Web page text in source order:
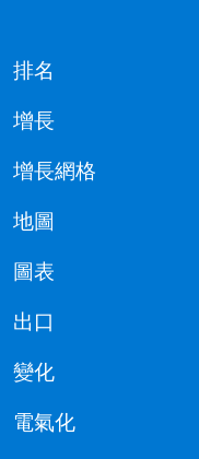
排名
增長
增長網格
地圖
圖表
出口
變化
電氣化